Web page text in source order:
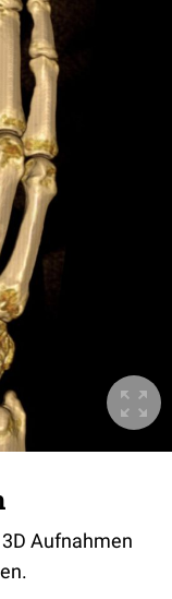
Aufnahmen